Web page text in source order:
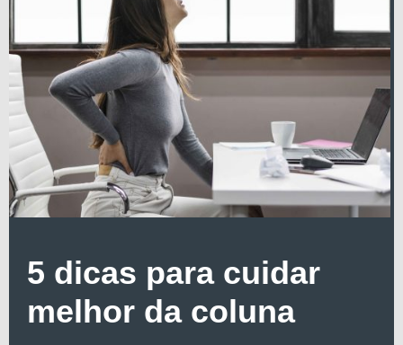
5 dicas para cuidar
melhor da coluna